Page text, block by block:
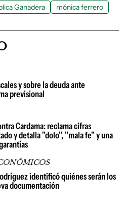
Ganadera mónica ferrero
y sobre la deuda ante
previsional
Cardama: reclama cifras
y detalla "dolo", "mala fe" y una
identificó quiénes serán los
documentación